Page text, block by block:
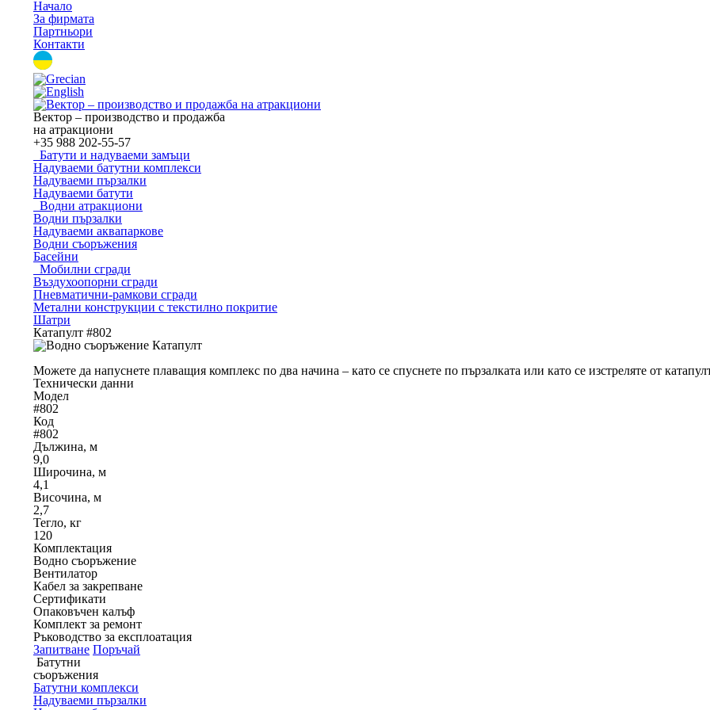
Начало
За фирмата
Партньори
Контакти
Вектор – производство и продажба
на атракциони
+35 988 202-55-57
Батути и надуваеми замъци
Надуваеми батутни комплекси
Надуваеми пързалки
Надуваеми батути
Водни атракциони
Водни пързалки
Надуваеми аквапаркове
Водни съоръжения
Басейни
Мобилни сгради
Въздухоопорни сгради
Пневматични-рамкови сгради
Метални конструкции с текстилно покритие
Шатри
Катапулт #802
Можете да напуснете плаващия комплекс по два начина – като се спуснете по пързалката или като се изстреляте от
Технически данни
Модел
#802
Код
#802
Дължина, м
9,0
Широчина, м
4,1
Височина, м
2,7
Тегло, кг
120
Комплектация
Водно съоръжение
Вентилатор
Кабел за закрепване
Сертификати
Опаковъчен калъф
Комплект за ремонт
Ръководство за експлоатация
Запитване Поръчай
Батутни
съоръжения
Батутни комплекси
Надуваеми пързалки